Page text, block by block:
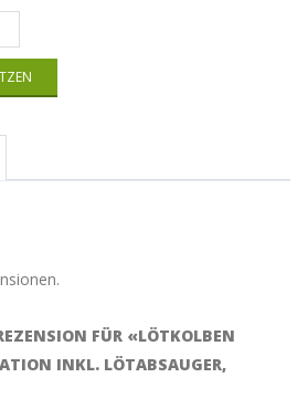
FÜR «LÖTKOLBEN
INKL. LÖTABSAUGER,